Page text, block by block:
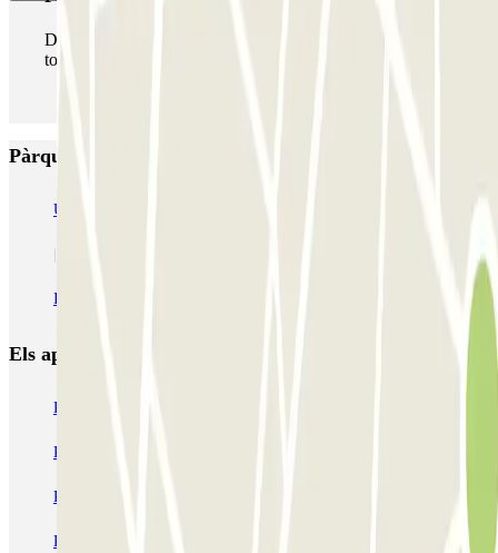
Durant la teva estada podràs entrar i sortir del pàrquing
totes les vegades que vulguis.
Pàrquings més valorats a Courbevoie
URBIS PARK Jacques Cartier (INDIGO) - La Défense - Courbevoie
INDIGO Centre - Grande Arche
Els aparcaments
Pàrquing a Barcelona
Pàrquing a Aeroport de Barcelona-El Prat (BCN)
Pàrquing T1 AENA Aeropuerto Barcelona-El Prat
Pàrquing a Madrid